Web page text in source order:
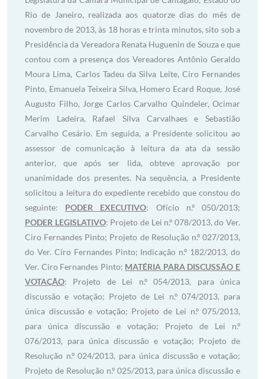
Rio de Janeiro, realizada aos quatorze dias do mês de
novembro de 2013, às 18 horas e trinta minutos, sito sob a
Presidência da Vereadora Renata Huguenin de Souza e que
contou com a presença dos Vereadores Antônio Geraldo
Moura Lima, Carlos Tadeu da Silva Leite, Ciro Fernandes
Pinto, Emanuela Teixeira Silva, Homero Ecard Roque, José
Augusto Filho, Jorge Carlos Carvalho Quindeler, Ocimar
Merim Ladeira, Rafael Silva Carvalhaes e Sebastião
Carvalho Cesário. Em seguida, a Presidente solicitou ao
assessor de comunicação à leitura da ata da sessão
anterior, que após ser lida, obteve aprovação por
unanimidade dos presentes. Na sequência, a Presidente
solicitou a leitura do expediente recebido que constou do
seguinte: PODER EXECUTIVO: Ofício n.º 050/2013;
PODER LEGISLATIVO: Projeto de Lei n.º 078/2013, do Ver.
Ciro Fernandes Pinto; Projeto de Resolução n.º 027/2013,
do Ver. Ciro Fernandes Pinto; Indicação n.º 182/2013, do
Ver. Ciro Fernandes Pinto; MATÉRIA PARA DISCUSSÃO E
VOTAÇÃO: Projeto de Lei n.º 054/2013, para única
discussão e votação; Projeto de Lei n.º 074/2013, para
única discussão e votação; Projeto de Lei n.º 075/2013,
para única discussão e votação; Projeto de Lei n.º
076/2013, para única discussão e votação; Projeto de
Resolução n.º 024/2013, para única discussão e votação;
Projeto de Resolução n.º 025/2013, para única discussão e